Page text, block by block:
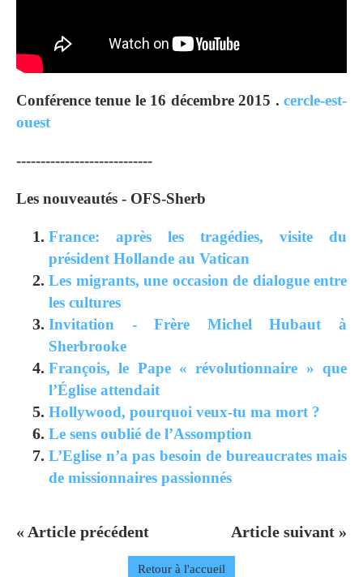
Conférence tenue le 16 décembre 2015 . cercle-est-
ouest
----------------------------
Les nouveautés - OFS-Sherb
France: après les tragédies, visite du
président Hollande au Vatican
Les migrants, une occasion de dialogue entre
les cultures
Invitation - Frère Michel Hubaut à
Sherbrooke
François, le Pape « révolutionnaire » que
l’Église attendait
Hollywood, pourquoi veux-tu ma mort ?
Le sens oublié de l’Assomption
L’Eglise n’a pas besoin de bureaucrates mais
de missionnaires passionnés
« Article précédent Article suivant »
Retour à l'accueil